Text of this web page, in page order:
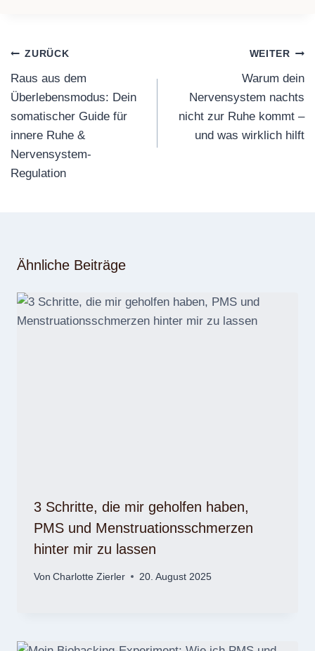
Beitragsnavigation
ZURÜCK
Raus aus dem
Überlebensmodus: Dein
somatischer Guide für
innere Ruhe &
Nervensystem-
Regulation
WEITER
Warum dein
Nervensystem nachts
nicht zur Ruhe kommt –
und was wirklich hilft
Ähnliche Beiträge
3 Schritte, die mir geholfen haben,
PMS und Menstruationsschmerzen
hinter mir zu lassen
Von Charlotte Zierler 20. August 2025